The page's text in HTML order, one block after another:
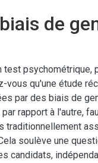
de
qu'une étude
par des biais de
rapport à l'autre,
traditionnellement
soulève une
candidats,